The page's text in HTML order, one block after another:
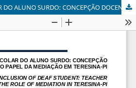
A INCLUSÃO ESCOLAR DO ALUNO SURDO: CONCEPÇÃO DOCENTE E O PAPEL DA MEDIAÇÃO EM TERESINA-PI